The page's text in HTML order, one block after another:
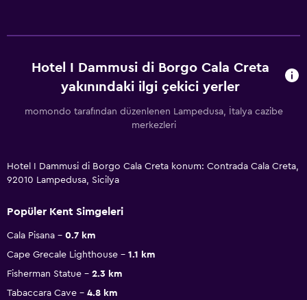
Hotel I Dammusi di Borgo Cala Creta
yakınındaki ilgi çekici yerler
momondo tarafından düzenlenen Lampedusa, İtalya cazibe
merkezleri
Hotel I Dammusi di Borgo Cala Creta konum: Contrada Cala Creta,
92010 Lampedusa, Sicilya
Popüler Kent Simgeleri
Cala Pisana
0.7 km
Cape Grecale Lighthouse
1.1 km
Fisherman Statue
2.3 km
Tabaccara Cave
4.8 km